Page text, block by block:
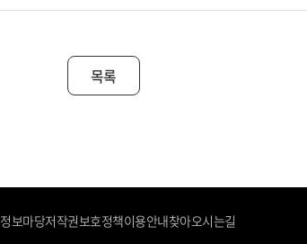
목록
정보마당저작권보호정책이용안내찾아오시는길